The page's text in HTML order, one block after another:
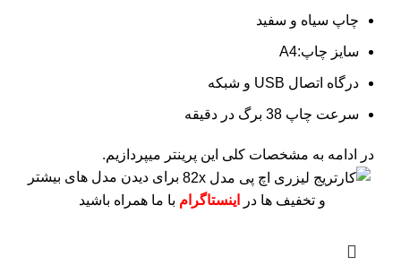
چاپ سیاه و سفید
سایز چاپ:A4
درگاه اتصال USB و شبکه
سرعت چاپ 38 برگ در دقیقه
در ادامه به مشخصات کلی این پرینتر میپردازیم.
برای دیدن مدل های بیشتر
و تخفیف ها در
اینستاگرام با ما همراه باشید